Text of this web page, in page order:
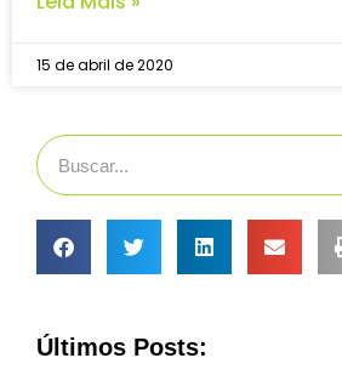
15 de abril de 2020
Últimos Posts: